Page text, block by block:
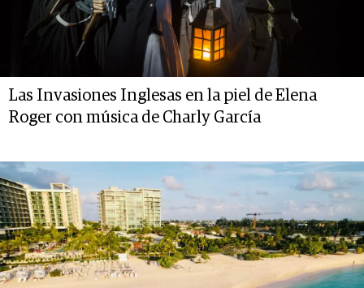
Las Invasiones Inglesas en la piel de Elena
Roger con música de Charly García